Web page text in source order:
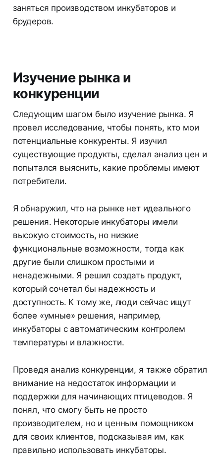
заняться производством инкубаторов и
брудеров.
Изучение рынка и
конкуренции
Следующим шагом было изучение рынка. Я
провел исследование, чтобы понять, кто мои
потенциальные конкуренты. Я изучил
существующие продукты, сделал анализ цен и
попытался выяснить, какие проблемы имеют
потребители.
Я обнаружил, что на рынке нет идеального
решения. Некоторые инкубаторы имели
высокую стоимость, но низкие
функциональные возможности, тогда как
другие были слишком простыми и
ненадежными. Я решил создать продукт,
который сочетал бы надежность и
доступность. К тому же, люди сейчас ищут
более «умные» решения, например,
инкубаторы с автоматическим контролем
температуры и влажности.
Проведя анализ конкуренции, я также обратил
внимание на недостаток информации и
поддержки для начинающих птицеводов. Я
понял, что смогу быть не просто
производителем, но и ценным помощником
для своих клиентов, подсказывая им, как
правильно использовать инкубаторы.